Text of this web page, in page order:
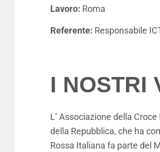
Lavoro: Roma
Referente: Responsabile
I NOSTRI
L’ Associazione della
della Repubblica, che ha
Rossa Italiana fa parte del